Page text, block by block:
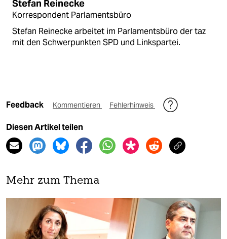
Stefan Reinecke
Korrespondent Parlamentsbüro
Stefan Reinecke arbeitet im Parlamentsbüro der taz
mit den Schwerpunkten SPD und Linkspartei.
Feedback Kommentieren Fehlerhinweis
Diesen Artikel teilen
Mehr zum Thema